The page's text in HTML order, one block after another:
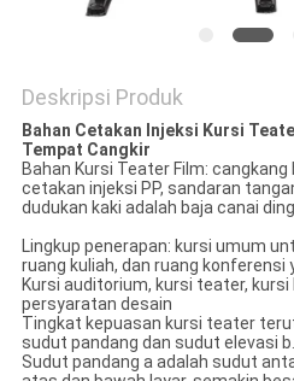
Deskripsi Produk
Bahan Cetakan Injeksi Kursi
Tempat Cangkir
Bahan Kursi Teater Film:
cetakan injeksi PP, sandaran
dudukan kaki adalah baja canai
Lingkup penerapan: kursi umum
ruang kuliah, dan ruang konferensi
Kursi auditorium, kursi teater,
persyaratan desain
Tingkat kepuasan kursi teater
sudut pandang dan sudut elevasi b.
Sudut pandang a adalah sudut